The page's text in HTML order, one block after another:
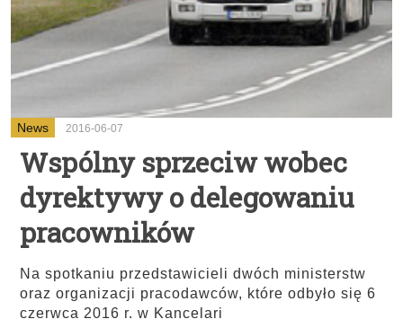
News 2016-06-07
Wspólny sprzeciw wobec
dyrektywy o delegowaniu
pracowników
Na spotkaniu przedstawicieli dwóch ministerstw
oraz organizacji pracodawców, które odbyło się 6
czerwca 2016 r. w Kancelari